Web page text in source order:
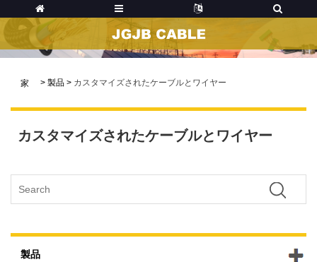
家 > 製品 > カスタマイズされたケーブルとワイヤー
カスタマイズされたケーブルとワイヤー
製品